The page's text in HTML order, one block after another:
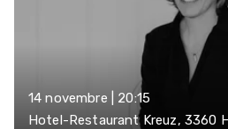
14 novembre | 20:15
Hotel-Restaurant Kreuz, 3360